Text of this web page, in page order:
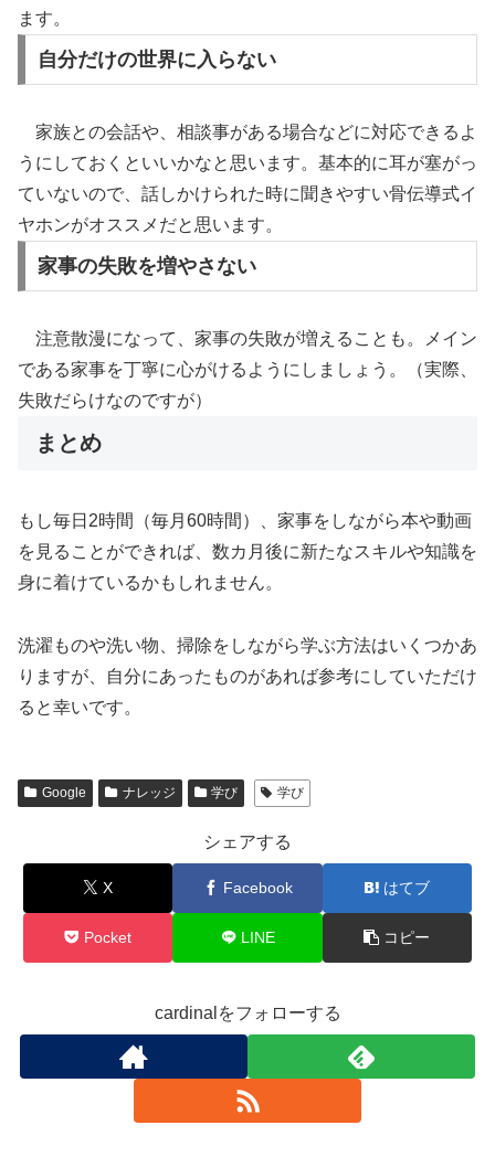
ます。
自分だけの世界に入らない
家族との会話や、相談事がある場合などに対応できるよ
うにしておくといいかなと思います。基本的に耳が塞がっ
ていないので、話しかけられた時に聞きやすい骨伝導式イ
ヤホンがオススメだと思います。
家事の失敗を増やさない
注意散漫になって、家事の失敗が増えることも。メイン
である家事を丁寧に心がけるようにしましょう。（実際、
失敗だらけなのですが）
まとめ
もし毎日2時間（毎月60時間）、家事をしながら本や動画
を見ることができれば、数カ月後に新たなスキルや知識を
身に着けているかもしれません。
洗濯ものや洗い物、掃除をしながら学ぶ方法はいくつかあ
りますが、自分にあったものがあれば参考にしていただけ
ると幸いです。
Google ナレッジ 学び 学び
シェアする
X Facebook はてブ
Pocket LINE コピー
cardinalをフォローする